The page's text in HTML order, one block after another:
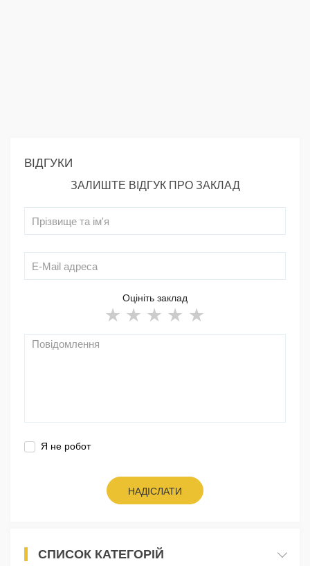
ВІДГУКИ
ЗАЛИШТЕ ВІДГУК ПРО ЗАКЛАД
Оцініть заклад
Я не робот
НАДІСЛАТИ
СПИСОК КАТЕГОРІЙ